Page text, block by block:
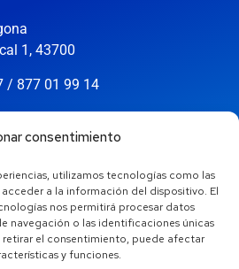
consentimiento
utilizamos tecnologías como las
a la información del dispositivo. El
nos permitirá procesar datos
navegación o las identificaciones únicas
retirar el consentimiento, puede afectar
y funciones.
1, 43700
/ 877 01 99 14